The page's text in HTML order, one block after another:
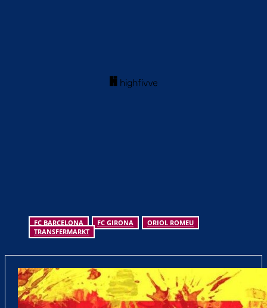
FC BARCELONA FC GIRONA
ORIOL ROMEU
TRANSFERMARKT